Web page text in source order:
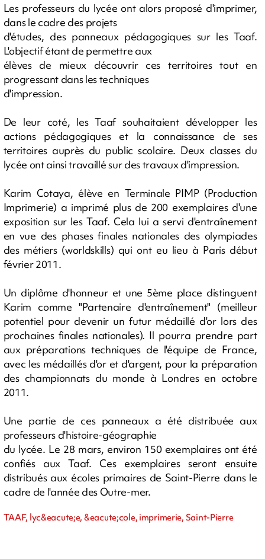
Les professeurs du lycée ont alors proposé d'imprimer,
dans le cadre des projets
d'études, des panneaux pédagogiques sur les Taaf.
L'objectif étant de permettre aux
élèves de mieux découvrir ces territoires tout en
progressant dans les techniques
d'impression.
De leur coté, les Taaf souhaitaient développer les
actions pédagogiques et la connaissance de ses
territoires auprès du public scolaire. Deux classes du
lycée ont ainsi travaillé sur des travaux d'impression.
Karim Cotaya, élève en Terminale PIMP (Production
Imprimerie) a imprimé plus de 200 exemplaires d'une
exposition sur les Taaf. Cela lui a servi d'entraînement
en vue des phases finales nationales des olympiades
des métiers (worldskills) qui ont eu lieu à Paris début
février 2011.
Un diplôme d'honneur et une 5ème place distinguent
Karim comme "Partenaire d'entraînement" (meilleur
potentiel pour devenir un futur médaillé d'or lors des
prochaines finales nationales). Il pourra prendre part
aux préparations techniques de l'équipe de France,
avec les médaillés d'or et d'argent, pour la préparation
des championnats du monde à Londres en octobre
2011.
Une partie de ces panneaux a été distribuée aux
professeurs d'histoire-géographie
du lycée. Le 28 mars, environ 150 exemplaires ont été
confiés aux Taaf. Ces exemplaires seront ensuite
distribués aux écoles primaires de Saint-Pierre dans le
cadre de l'année des Outre-mer.
TAAF, lyc&eacute;e, &eacute;cole, imprimerie, Saint-Pierre